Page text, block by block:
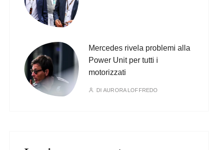
Mercedes rivela problemi alla
Power Unit per tutti i
motorizzati
DIAURORA LOFFREDO